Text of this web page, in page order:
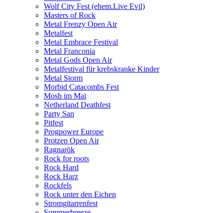
Wolf City Fest (ehem.Live Evil)
Masters of Rock
Metal Frenzy Open Air
Metalfest
Metal Embrace Festival
Metal Franconia
Metal Gods Open Air
Metalfestival für krebskranke Kinder
Metal Storm
Morbid Catacombs Fest
Mosh im Mai
Netherland Deathfest
Party San
Pitfest
Progpower Europe
Protzen Open Air
Ragnarök
Rock for roots
Rock Hard
Rock Harz
Rockfels
Rock unter den Eichen
Stromgitarrenfest